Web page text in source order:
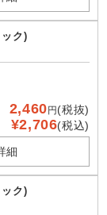
ク)
2,460 円 (税抜)
¥2,706(税込)
細
ク)